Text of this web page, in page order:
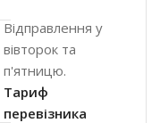
Відправлення у
вівторок та
п'ятницю.
Тариф
перевізника